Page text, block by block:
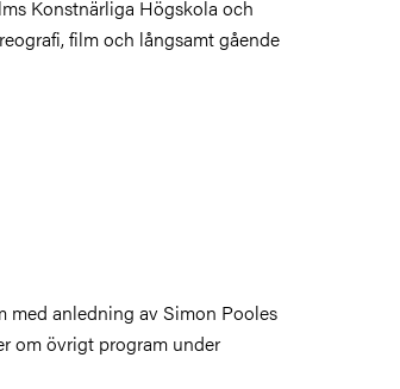
Konstnärliga Högskola och
film och långsamt gående
med anledning av Simon Pooles
om övrigt program under